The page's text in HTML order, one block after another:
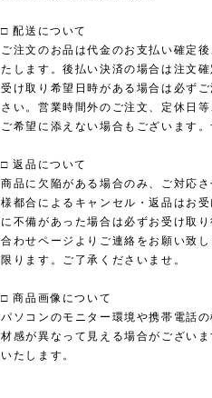
□ 配送について
ご注文のお品は代金のお支払い確定
たします。後払い決済の場合は注文
受け取り希望日時がある場合は必ず
さい。営業時間外のご注文、定休日
ご希望に添えない場合もございます
□ 返品について
商品に欠陥がある場合のみ、ご対応
様都合によるキャンセル・返品はお
に不備があった場合は必ずお受け取
合わせページよりご連絡をお願い致
限ります。ご了承くださいませ。
□ 商品画像について
パソコンのモニター環境や携帯電話
材感が異なって見える場合がござい
いたします。